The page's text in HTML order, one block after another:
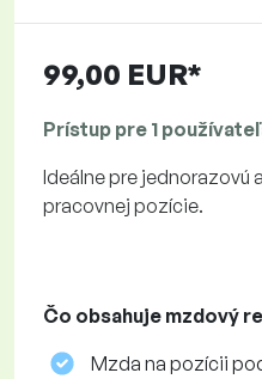
99,00 EUR*
Prístup pre 1
Ideálne pre jednorazovú
pracovnej pozície.
Čo obsahuje mzdový
Mzda na pozícii